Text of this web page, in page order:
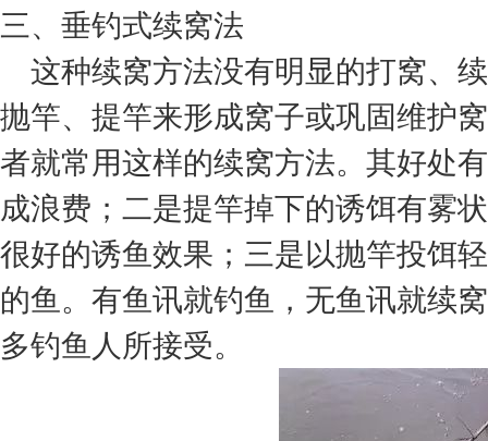
三、垂钓式续窝法
这种续窝方法没有明显的打窝、
抛竿、提竿来形成窝子或巩固维护
者就常用这样的续窝方法。其好处
成浪费；二是提竿掉下的诱饵有雾
很好的诱鱼效果；三是以抛竿投饵
的鱼。有鱼讯就钓鱼，无鱼讯就续
多钓鱼人所接受。